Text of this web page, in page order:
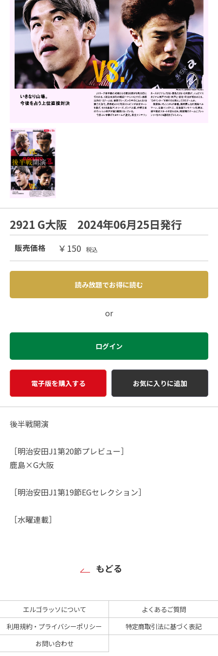
2921 G大阪 2024年06月25日発行
販売価格 ￥150 税込
読み放題でお得に読む
or
ログイン
電子版を購入する お気に入りに追加
後半戦開演
［明治安田J1第20節プレビュー］
鹿島×G大阪
［明治安田J1第19節EGセレクション］
［水曜連載］
もどる
エルゴラッソについて
よくあるご質問
利用規約・プライバシーポリシー
特定商取引法に基づく表記
お問い合わせ